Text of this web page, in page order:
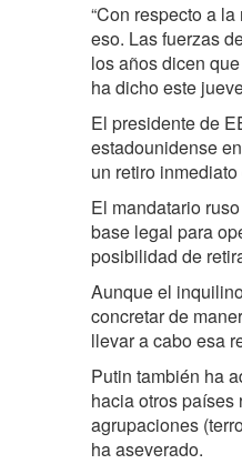
“Con respecto a
eso. Las fuerzas
los años dicen
ha dicho este
El presidente de
estadounidense
un retiro
El mandatario
base legal para
posibilidad de
Aunque el
concretar de
llevar a cabo esa
Putin también ha
hacia otros países
agrupaciones
ha aseverado.